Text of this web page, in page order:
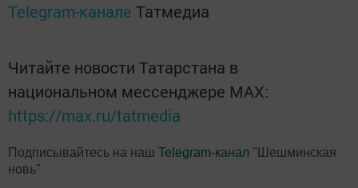
Telegram-канале Татмедиа
Читайте новости Татарстана в
национальном мессенджере MАХ:
https://max.ru/tatmedia
Подписывайтесь на наш Telegram-канал "Шешминская
новь"